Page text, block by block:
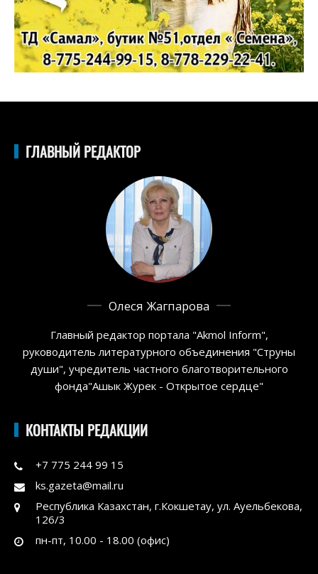
ГЛАВНЫЙ РЕДАКТОР
Олеся Жагпарова
Главный редактор портала "Akmol Inform",
руководитель литературного объединения "Струны
души", учредитель частного благотворительного
фонда"Ашык Журек - Открытое сердце"
КОНТАКТЫ РЕДАКЦИИ
+7 775 244 99 15
ks.gazeta@mail.ru
Республика Казахстан, г.Кокшетау, ул. Ауельбекова,
126/3
пн-пт, 10.00 - 18.00 (офис)